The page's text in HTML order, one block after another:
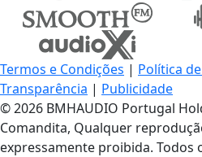
Termos e Condições | Política
Transparência | Publicidade
© 2026 BMHAUDIO Portugal
Comandita, Qualquer
expressamente proibida. Todos